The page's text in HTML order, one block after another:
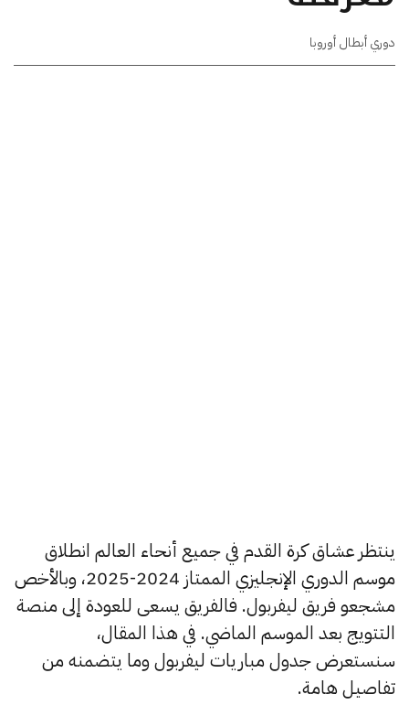
دوري أبطال أوروبا
ينتظر عشاق كرة القدم في جميع أنحاء العالم انطلاق
موسم الدوري الإنجليزي الممتاز 2024-2025، وبالأخص
مشجعو فريق ليفربول. فالفريق يسعى للعودة إلى منصة
التتويج بعد الموسم الماضي. في هذا المقال،
سنستعرض جدول مباريات ليفربول وما يتضمنه من
تفاصيل هامة.